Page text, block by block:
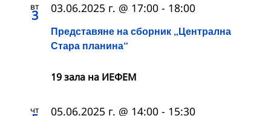
вт
3
Представяне на сборник „Централна
Стара планина“
03.06.2025 г. @ 17:00 - 18:00
19 зала на ИЕФЕМ
чт 05.06.2025 г. @ 14:00 - 15:30